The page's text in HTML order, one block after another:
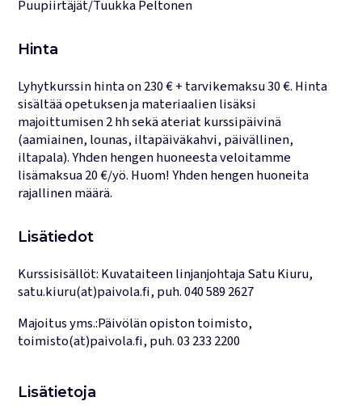
Puupiirtäjät/Tuukka Peltonen
Hinta
Lyhytkurssin hinta on 230 € + tarvikemaksu 30 €. Hinta
sisältää opetuksen ja materiaalien lisäksi
majoittumisen 2 hh sekä ateriat kurssipäivinä
(aamiainen, lounas, iltapäiväkahvi, päivällinen,
iltapala). Yhden hengen huoneesta veloitamme
lisämaksua 20 €/yö. Huom! Yhden hengen huoneita
rajallinen määrä.
Lisätiedot
Kurssisisällöt: Kuvataiteen linjanjohtaja Satu Kiuru,
satu.kiuru(at)paivola.fi, puh. 040 589 2627
Majoitus yms.:Päivölän opiston toimisto,
toimisto(at)paivola.fi, puh. 03 233 2200
Lisätietoja